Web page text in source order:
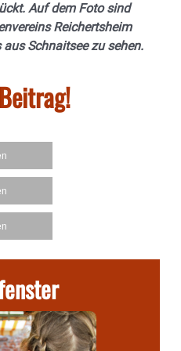
Auf dem Foto sind
Reichertsheim
Schnaitsee zu sehen.